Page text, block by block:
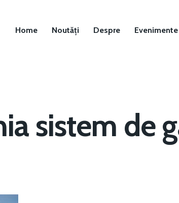
to close
Home Noutăți Despre Evenimente
sistem de